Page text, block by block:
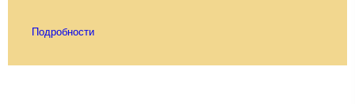
Подробности